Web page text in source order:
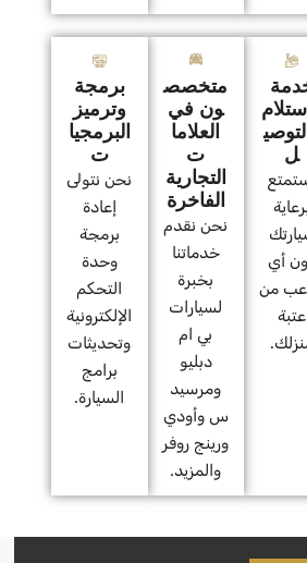
ل
أي
من
عتبة
متخصص
ون في
العلاما
ت
التجارية
الفاخرة
نحن نقدم
خدماتنا
بخبرة
لسيارات
بي ام
دبليو
ومرسيد
س وأودي
ورينج روفر
والمزيد.
برمجة
وترميز
البرمجيا
ت
نحن نتولى
إعادة
برمجة
وحدة
التحكم
الإلكترونية
وتحديثات
برامج
السيارة.